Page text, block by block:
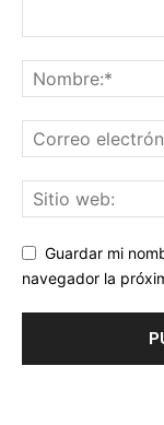
Guardar mi
navegador la